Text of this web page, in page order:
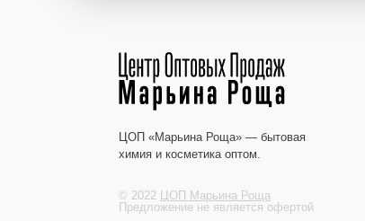
ЦОП «Марьина Роща» — бытовая
химия и косметика оптом.
© 2022 ЦОП Марьина Роща
Предложение не является офертой